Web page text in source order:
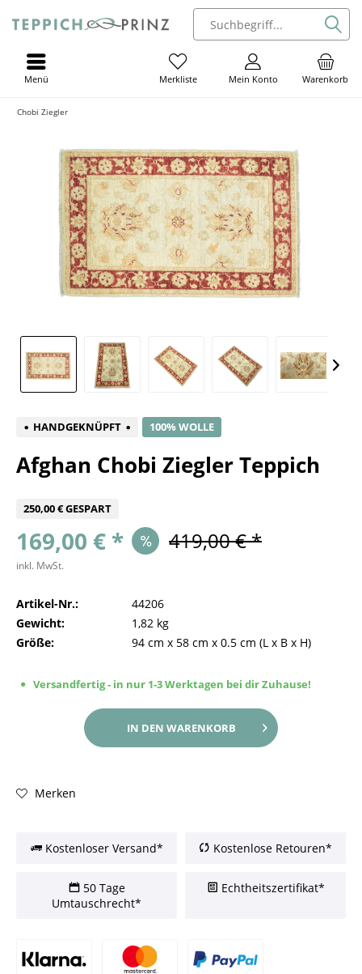
Warenkorb
Mein Konto
Merkliste
Menü
Chobi Ziegler
HANDGEKNÜPFT 100% WOLLE
Afghan Chobi Ziegler Teppich
250,00 € GESPART
169,00 € * 419,00 € *
inkl. MwSt.
Artikel-Nr.:
44206
Gewicht:
1,82 kg
Größe:
94 cm x 58 cm x 0.5 cm (L x B x H)
Versandfertig - in nur 1-3 Werktagen bei dir Zuhause!
IN DEN WARENKORB
Merken
Kostenloser Versand* Kostenlose Retouren*
50 Tage
Umtauschrecht*
Echtheitszertifikat*